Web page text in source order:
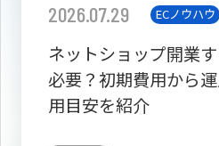
2026.07.29 ECノウハウ
ネットショップ開業
必要？初期費用から
用目安を紹介